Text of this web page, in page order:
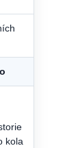
kola